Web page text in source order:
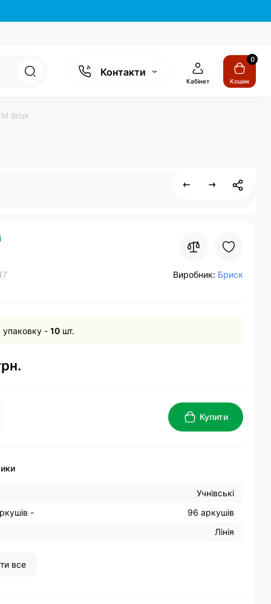
Контакти
Кабінет
0
Кошик
Brisk
Виробник: Бриск
упаковку - 10шт.
Купити
Учнівські
-
96 аркушів
Лінія
все